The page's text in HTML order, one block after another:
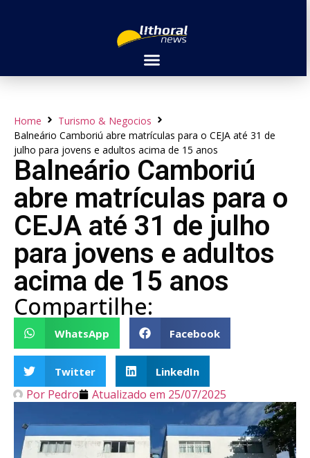
Home
Turismo & Negocios
Balneário Camboriú abre matrículas para o CEJA até 31 de
julho para jovens e adultos acima de 15 anos
Balneário Camboriú
abre matrículas para o
CEJA até 31 de julho
para jovens e adultos
acima de 15 anos
Compartilhe:
WhatsApp Facebook
Twitter LinkedIn
Por Pedro Atualizado em 25/07/2025